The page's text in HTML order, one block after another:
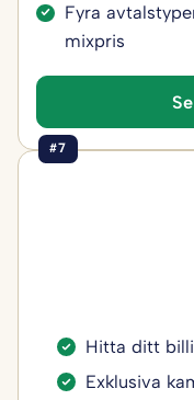
Fyra
mixpris
#7
Hitta ditt
Exklusiva